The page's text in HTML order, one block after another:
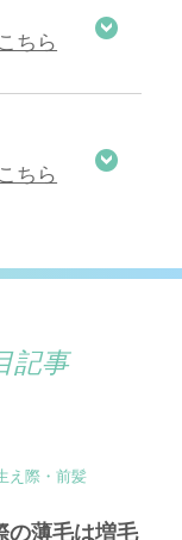
ちら
ちら
記事
え際・前髪
の薄毛は増毛